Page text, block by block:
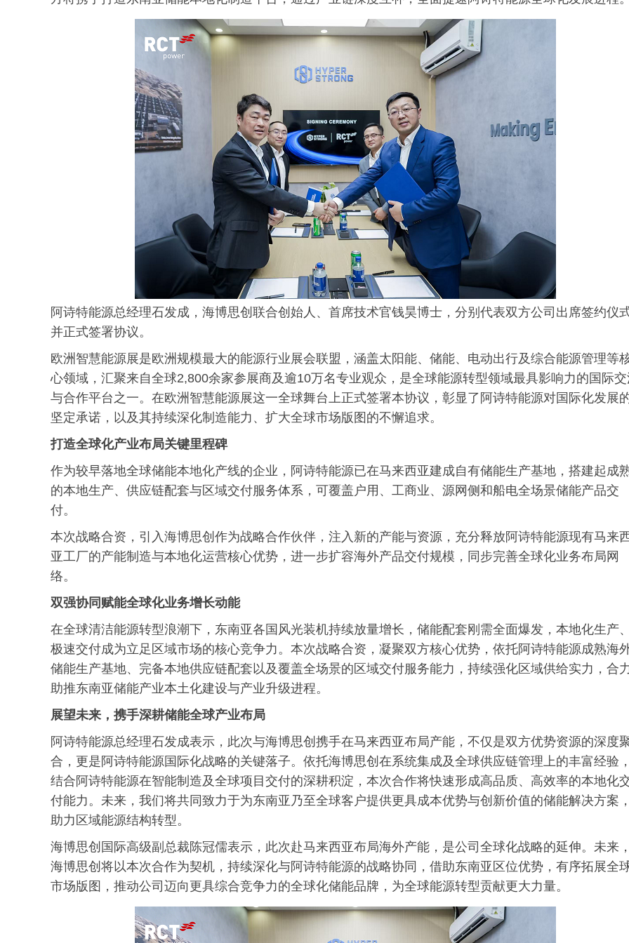
阿诗特能源总经理石发成，海博思创联合创始人、首席技术官钱昊博士，分别代表双方公司出席签约仪
并正式签署协议。
欧洲智慧能源展是欧洲规模最大的能源行业展会联盟，涵盖太阳能、储能、电动出行及综合能源管理等
心领域，汇聚来自全球2,800余家参展商及逾10万名专业观众，是全球能源转型领域最具影响力的国际
与合作平台之一。在欧洲智慧能源展这一全球舞台上正式签署本协议，彰显了阿诗特能源对国际化发展
坚定承诺，以及其持续深化制造能力、扩大全球市场版图的不懈追求。
打造全球化产业布局关键里程碑
作为较早落地全球储能本地化产线的企业，阿诗特能源已在马来西亚建成自有储能生产基地，搭建起成
的本地生产、供应链配套与区域交付服务体系，可覆盖户用、工商业、源网侧和船电全场景储能产品交
付。
本次战略合资，引入海博思创作为战略合作伙伴，注入新的产能与资源，充分释放阿诗特能源现有马来
亚工厂的产能制造与本地化运营核心优势，进一步扩容海外产品交付规模，同步完善全球化业务布局网
络。
双强协同赋能全球化业务增长动能
在全球清洁能源转型浪潮下，东南亚各国风光装机持续放量增长，储能配套刚需全面爆发，本地化生产
极速交付成为立足区域市场的核心竞争力。本次战略合资，凝聚双方核心优势，依托阿诗特能源成熟海
储能生产基地、完备本地供应链配套以及覆盖全场景的区域交付服务能力，持续强化区域供给实力，合
助推东南亚储能产业本土化建设与产业升级进程。
展望未来， 携手深耕储能全球产业布局
阿诗特能源总经理石发成表示，此次与海博思创携手在马来西亚布局产能，不仅是双方优势资源的深度
合，更是阿诗特能源国际化战略的关键落子。依托海博思创在系统集成及全球供应链管理上的丰富经验
结合阿诗特能源在智能制造及全球项目交付的深耕积淀，本次合作将快速形成高品质、高效率的本地化
付能力。未来，我们将共同致力于为东南亚乃至全球客户提供更具成本优势与创新价值的储能解决方案
助力区域能源结构转型。
海博思创国际高级副总裁陈冠儒表示，此次赴马来西亚布局海外产能，是公司全球化战略的延伸。未来
海博思创将以本次合作为契机，持续深化与阿诗特能源的战略协同，借助东南亚区位优势，有序拓展全
市场版图，推动公司迈向更具综合竞争力的全球化储能品牌，为全球能源转型贡献更大力量。